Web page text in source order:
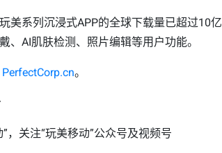
美系列沉浸式APP的全球下载量已超过10亿
、AI肌肤检测、照片编辑等用户功能。
PerfectCorp.cn。
，关注“玩美移动”公众号及视频号